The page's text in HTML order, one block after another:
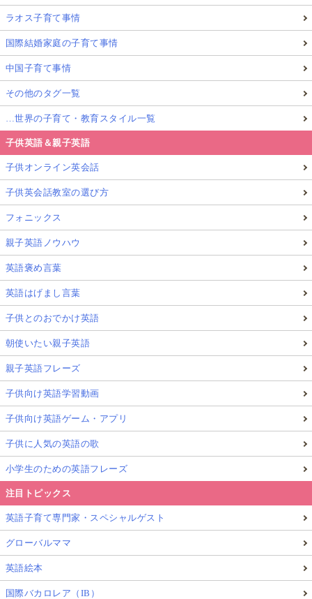
ラオス子育て事情
国際結婚家庭の子育て事情
中国子育て事情
その他のタグ一覧
…世界の子育て・教育スタイル一覧
子供英語＆親子英語
子供オンライン英会話
子供英会話教室の選び方
フォニックス
親子英語ノウハウ
英語褒め言葉
英語はげまし言葉
子供とのおでかけ英語
朝使いたい親子英語
親子英語フレーズ
子供向け英語学習動画
子供向け英語ゲーム・アプリ
子供に人気の英語の歌
小学生のための英語フレーズ
注目トピックス
英語子育て専門家・スペシャルゲスト
グローバルママ
英語絵本
国際バカロレア（IB）